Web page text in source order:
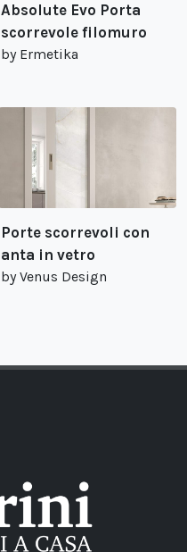
Absolute Evo Porta
scorrevole filomuro
by Ermetika
Porte scorrevoli con
anta in vetro
by Venus Design